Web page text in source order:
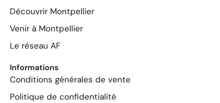
Découvrir Montpellier
Venir à Montpellier
Le réseau AF
Informations
Conditions générales de vente
Politique de confidentialité